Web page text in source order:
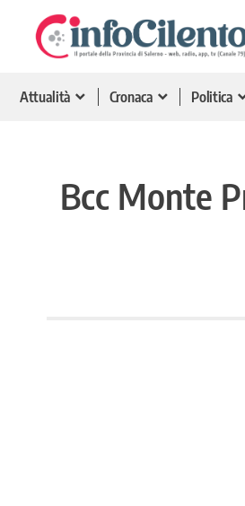
Attualità Cronaca Politica
Bcc Monte